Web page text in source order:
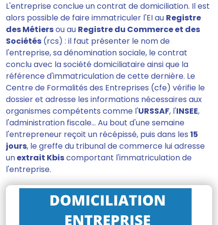
L'entreprise conclue un contrat de domiciliation. Il est
alors possible de faire immatriculer l'EI au Registre
des Métiersou au Registre du Commerce et des
Sociétés (rcs) : il faut présenter le nom de
l'entreprise, sa dénomination sociale, le contrat
conclu avec la société domiciliataire ainsi que la
référence d'immatriculation de cette dernière. Le
Centre de Formalités des Entreprises (cfe) vérifie le
dossier et adresse les informations nécessaires aux
organismes compétents comme l'URSSAF, l'INSEE,
l'administration fiscale… Au bout d'une semaine
l'entrepreneur reçoit un récépissé, puis dans les 15
jours, le greffe du tribunal de commerce lui adresse
unextrait Kbiscomportant l'immatriculation de
l'entreprise.